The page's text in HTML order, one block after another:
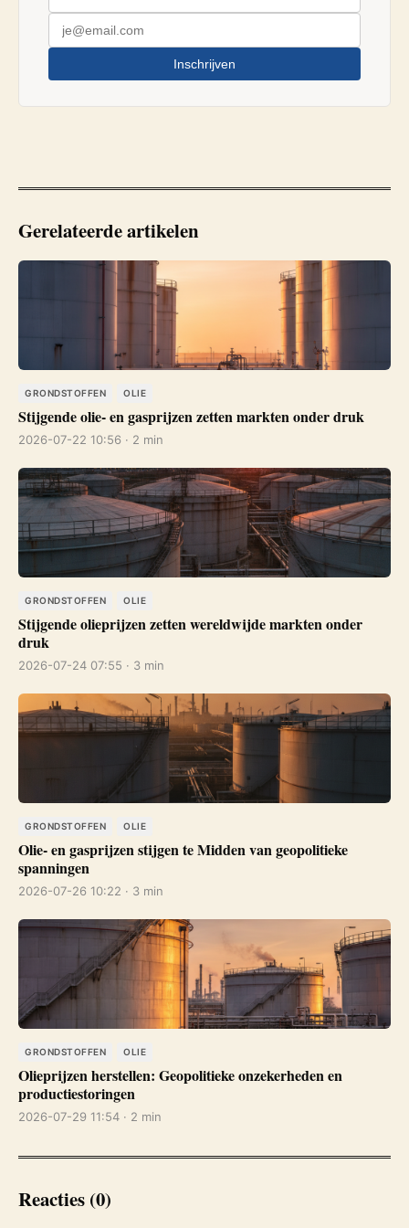
Inschrijven
Gerelateerde artikelen
GRONDSTOFFEN OLIE
Stijgende olie- en gasprijzen zetten markten onder druk
2026-07-22 10:56 · 2 min
GRONDSTOFFEN OLIE
Stijgende olieprijzen zetten wereldwijde markten onder
druk
2026-07-24 07:55 · 3 min
GRONDSTOFFEN OLIE
Olie- en gasprijzen stijgen te Midden van geopolitieke
spanningen
2026-07-26 10:22 · 3 min
GRONDSTOFFEN OLIE
Olieprijzen herstellen: Geopolitieke onzekerheden en
productiestoringen
2026-07-29 11:54 · 2 min
Reacties (0)